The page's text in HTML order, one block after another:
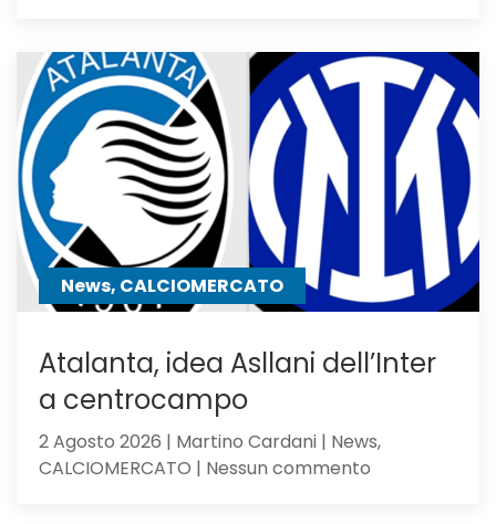
2-
1:
la
Dea
non
sfigura,
ma
perde
contro
gli
News, CALCIOMERCATO
Atalanta, idea Asllani dell’Inter
a centrocampo
2 Agosto 2026 | Martino Cardani | News,
CALCIOMERCATO | Nessun commento